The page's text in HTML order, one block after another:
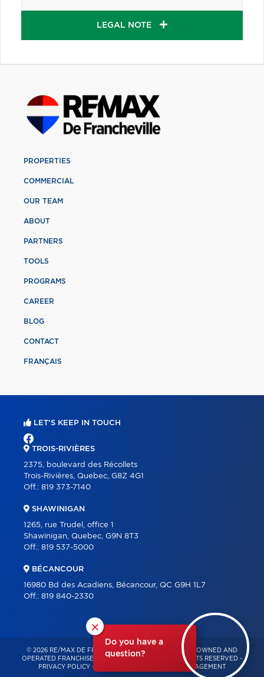
LEGAL NOTE
×
Do you have a
question?
PROPERTIES
COMMERCIAL
OUR TEAM
ABOUT
PARTNERS
TOOLS
PROGRAMS
CAREER
BLOG
CONTACT
FRANÇAIS
LET'S KEEP IN TOUCH
TROIS-RIVIÈRES
2375, boulevard des Récollets
Trois-Rivières, Quebec, G8Z 4G1
Off.: 819 373-7140
SHAWINIGAN
1265, rue Trudel, office 1
Shawinigan, Quebec, G9N 8T3
Off.: 819 537-5000
BÉCANCOUR
16980 Bd des Acadiens, Bécancour, QC G9H 1L7
Off.: 819 840-2330
© 2026 RE/MAX DE FRANCHEVILLE – INDEPENDENTLY OWNED AND
OPERATED FRANCHISE OF RE/MAX QUÉBEC – ALL RIGHTS RESERVED -
PRIVACY POLICY - CONSENT MANAGEMENT